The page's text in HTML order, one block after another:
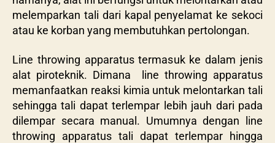
melemparkan tali dari kapal penyelamat ke sekoci
atau ke korban yang membutuhkan pertolongan.
Line throwing apparatus termasuk ke dalam jenis
alat piroteknik. Dimana line throwing apparatus
memanfaatkan reaksi kimia untuk melontarkan tali
sehingga tali dapat terlempar lebih jauh dari pada
dilempar secara manual. Umumnya dengan line
throwing apparatus tali dapat terlempar hingga